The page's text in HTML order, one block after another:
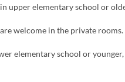
upper elementary school or
welcome in the private rooms.
elementary school or younger,